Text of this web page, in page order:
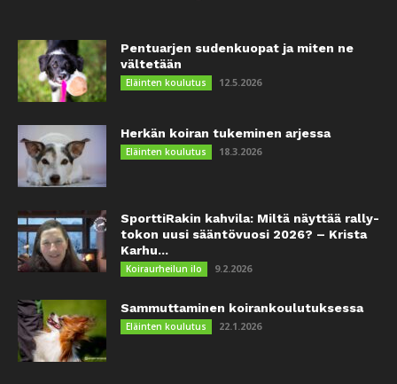
Pentuarjen sudenkuopat ja miten ne
vältetään
Eläinten koulutus 12.5.2026
Herkän koiran tukeminen arjessa
Eläinten koulutus 18.3.2026
SporttiRakin kahvila: Miltä näyttää rally-
tokon uusi sääntövuosi 2026? – Krista
Karhu...
Koiraurheilun ilo 9.2.2026
Sammuttaminen koirankoulutuksessa
Eläinten koulutus 22.1.2026